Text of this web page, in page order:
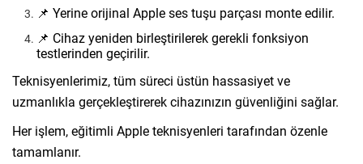
📌 Yerine orijinal Apple ses tuşu parçası monte edilir.
📌 Cihaz yeniden birleştirilerek gerekli fonksiyon
testlerinden geçirilir.
Teknisyenlerimiz, tüm süreci üstün hassasiyet ve
uzmanlıkla gerçekleştirerek cihazınızın güvenliğini sağlar.
Her işlem, eğitimli Apple teknisyenleri tarafından özenle
tamamlanır.